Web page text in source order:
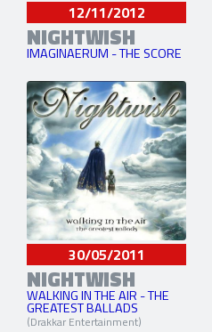
12/11/2012
NIGHTWISH
IMAGINAERUM - THE SCORE
30/05/2011
NIGHTWISH
WALKING IN THE AIR - THE
GREATEST BALLADS
(Drakkar Entertainment)